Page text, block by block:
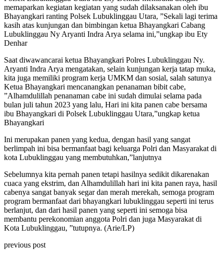
memaparkan kegiatan kegiatan yang sudah dilaksanakan oleh ibu
Bhayangkari ranting Polsek Lubuklinggau Utara, ”Sekali lagi terima
kasih atas kunjungan dan bimbingan ketua Bhayangkari Cabang
Lubuklinggau Ny Aryanti Indra Arya selama ini,”ungkap ibu Ety
Denhar
Saat diwawancarai ketua Bhayangkari Polres Lubuklinggau Ny.
Aryanti Indra Arya mengatakan, selain kunjungan kerja tatap muka,
kita juga memiliki program kerja UMKM dan sosial, salah satunya
Ketua Bhayangkari mencanangkan penanaman bibit cabe,
”Alhamdulillah penanaman cabe ini sudah dimulai selama pada
bulan juli tahun 2023 yang lalu, Hari ini kita panen cabe bersama
ibu Bhayangkari di Polsek Lubuklinggau Utara,”ungkap ketua
Bhayangkari
Ini merupakan panen yang kedua, dengan hasil yang sangat
berlimpah ini bisa bermanfaat bagi keluarga Polri dan Masyarakat di
kota Lubuklinggau yang membutuhkan,”lanjutnya
Sebelumnya kita pernah panen tetapi hasilnya sedikit dikarenakan
cuaca yang ekstrim, dan Alhamdulillah hari ini kita panen raya, hasil
cabenya sangat banyak segar dan merah merekah, semoga program
program bermanfaat dari bhayangkari lubuklinggau seperti ini terus
berlanjut, dan dari hasil panen yang seperti ini semoga bisa
membantu perekonomian anggota Polri dan juga Masyarakat di
Kota Lubuklinggau, ”tutupnya. (Arie/LP)
previous post